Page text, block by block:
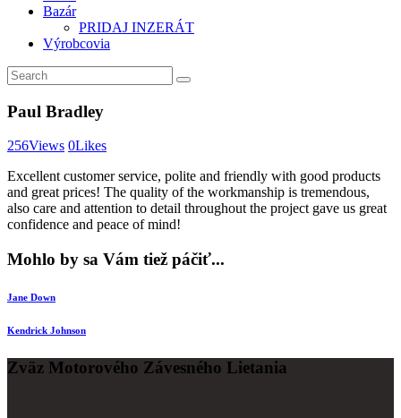
Bazár
PRIDAJ INZERÁT
Výrobcovia
Paul Bradley
256Views 0Likes
Excellent customer service, polite and friendly with good products
and great prices! The quality of the workmanship is tremendous,
also care and attention to detail throughout the project gave us great
confidence and peace of mind!
Mohlo by sa Vám tiež páčiť...
Jane Down
Kendrick Johnson
Zväz Motorového Závesného Lietania